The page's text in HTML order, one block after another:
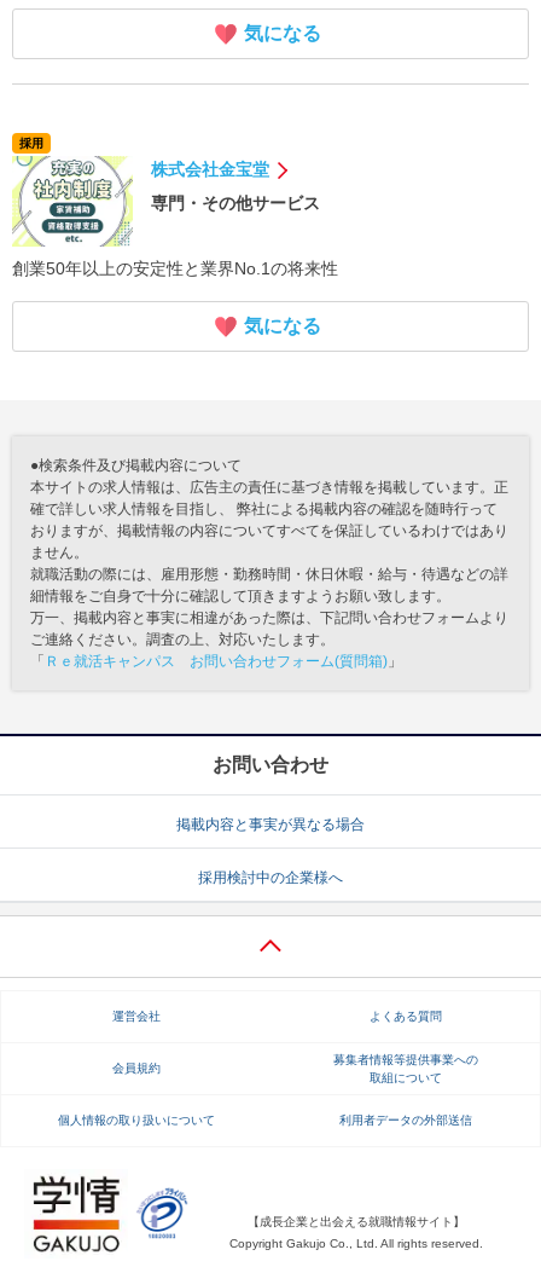
気になる
採用
株式会社金宝堂
専門・その他サービス
創業50年以上の安定性と業界No.1の将来性
気になる
●検索条件及び掲載内容について
本サイトの求人情報は、広告主の責任に基づき情報を掲載しています。正
確で詳しい求人情報を目指し、 弊社による掲載内容の確認を随時行って
おりますが、掲載情報の内容についてすべてを保証しているわけではあり
ません。
就職活動の際には、雇用形態・勤務時間・休日休暇・給与・待遇などの詳
細情報をご自身で十分に確認して頂きますようお願い致します。
万一、掲載内容と事実に相違があった際は、下記問い合わせフォームより
ご連絡ください。調査の上、対応いたします。
「 Ｒｅ就活キャンパス お問い合わせフォーム(質問箱) 」
お問い合わせ
掲載内容と事実が異なる場合
採用検討中の企業様へ
運営会社 よくある質問
会員規約
募集者情報等提供事業への
取組について
個人情報の取り扱いについて 利用者データの外部送信
【成長企業と出会える就職情報サイト】
Copyright Gakujo Co., Ltd. All rights reserved.